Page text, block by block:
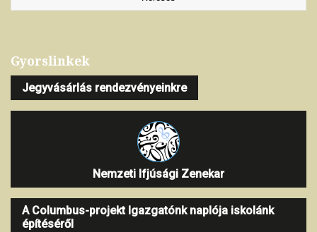
Gyorslinkek
Jegyvásárlás rendezvényeinkre
Nemzeti Ifjúsági Zenekar
A Columbus-projekt Igazgatónk naplója iskolánk
építéséről